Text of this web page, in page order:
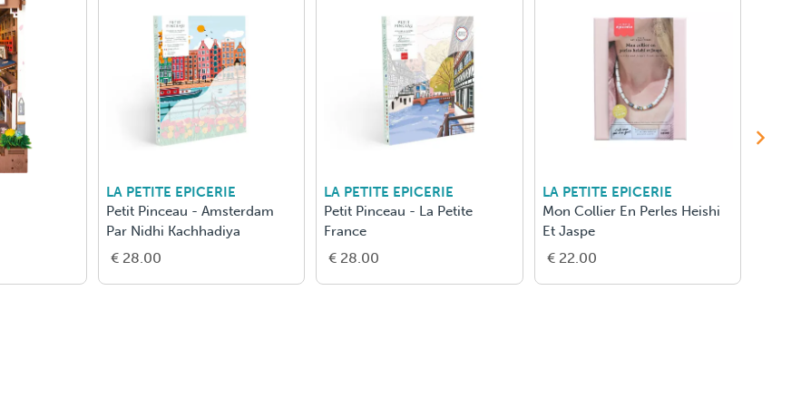
LA PETITE EPICERIE
Petit Pinceau - Amsterdam
Par Nidhi Kachhadiya
€ 28.00
LA PETITE EPICERIE
Petit Pinceau - La Petite
France
€ 28.00
LA PETITE EPICERIE
Mon Collier En Perles Heishi
Et Jaspe
€ 22.00